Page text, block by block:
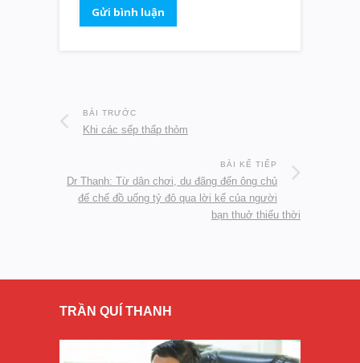
BÀI TRƯỚC
Khi các sếp thấp thỏm
BÀI KẾ TIẾP
Dr Thanh: Từ dân chơi, du đãng đến ông chủ
đế chế đồ uống tỷ đô qua lời kể của người
bạn thuở thiếu thời
TRẦN QUÍ THANH